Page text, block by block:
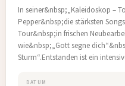
In seiner&nbsp;„Kaleidoskop –
Pepper&nbsp;die stärksten
Tour&nbsp;in frischen
wie&nbsp;„Gott segne
Sturm“.Entstanden ist ein
DATUM